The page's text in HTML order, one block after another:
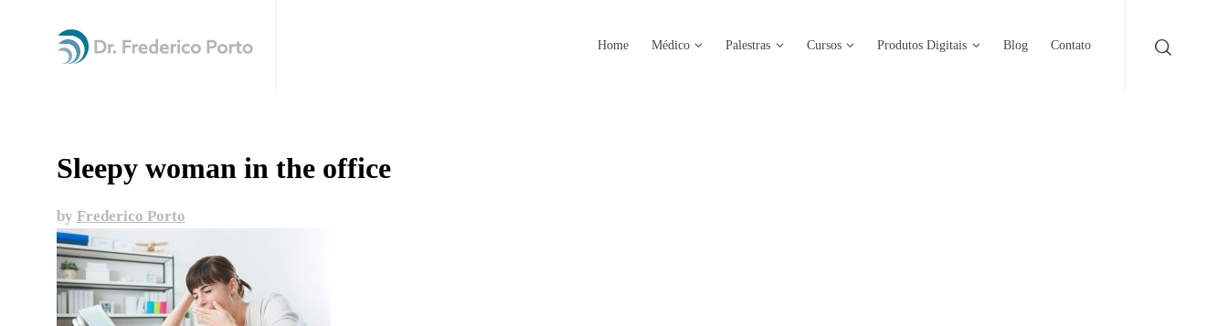
Home Médico Palestras Cursos Produtos Digitais Blog Contato
Sleepy woman in the office
by Frederico Porto